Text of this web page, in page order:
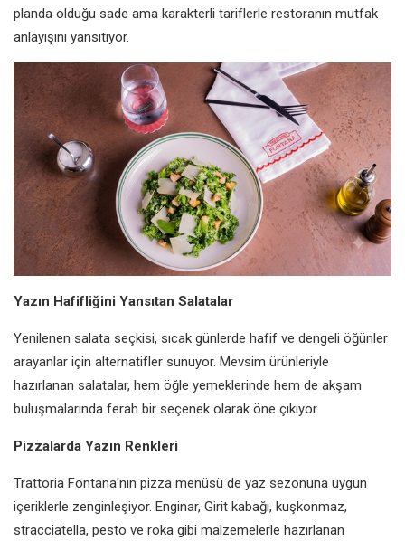
planda olduğu sade ama karakterli tariflerle restoranın mutfak
anlayışını yansıtıyor.
Yazın Hafifliğini Yansıtan Salatalar
Yenilenen salata seçkisi, sıcak günlerde hafif ve dengeli öğünler
arayanlar için alternatifler sunuyor. Mevsim ürünleriyle
hazırlanan salatalar, hem öğle yemeklerinde hem de akşam
buluşmalarında ferah bir seçenek olarak öne çıkıyor.
Pizzalarda Yazın Renkleri
Trattoria Fontana'nın pizza menüsü de yaz sezonuna uygun
içeriklerle zenginleşiyor. Enginar, Girit kabağı, kuşkonmaz,
stracciatella, pesto ve roka gibi malzemelerle hazırlanan